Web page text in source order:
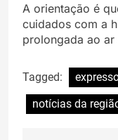
A orientação é
cuidados com a
prolongada ao ar
Tagged:
notícias da